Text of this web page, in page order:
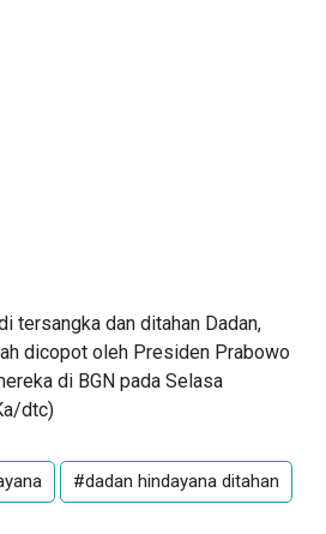
tersangka dan ditahan Dadan,
dicopot oleh Presiden Prabowo
di BGN pada Selasa
dtc)
#dadan hindayana ditahan